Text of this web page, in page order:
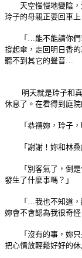
天空慢慢地變陰，
玲子的母親正要回車
「…能不能請你們等
撐起傘，走回明日香
聽不到其它的聲音…
明天就是玲子和真
休息了。在看得到庭
「恭禧妳，玲子，
「謝謝！妳和林桑
「別客氣了，倒是
發生了什麼事嗎？」
「…我也不知道，離
妳會不會認為我很奇怪
「沒有的事，妳只
把心情放輕鬆好好的休